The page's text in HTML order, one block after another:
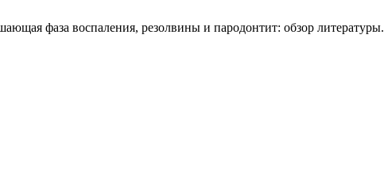
фаза воспаления, резолвины и пародонтит: обзор литературы.